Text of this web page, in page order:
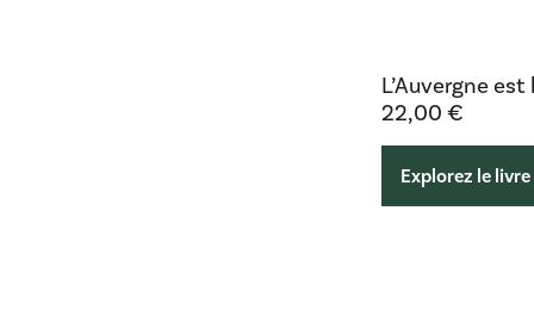
L’Auvergne
22,00 €
Explorez le livre